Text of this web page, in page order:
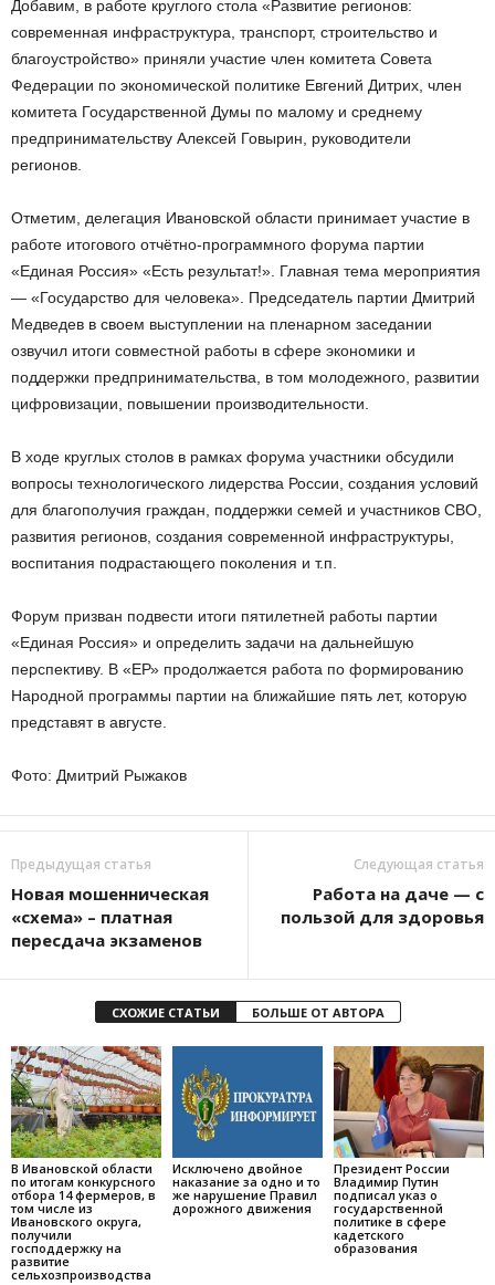
Добавим, в работе круглого стола «Развитие регионов:
современная инфраструктура, транспорт, строительство и
благоустройство» приняли участие член комитета Совета
Федерации по экономической политике Евгений Дитрих, член
комитета Государственной Думы по малому и среднему
предпринимательству Алексей Говырин, руководители
регионов.
Отметим, делегация Ивановской области принимает участие в
работе итогового отчётно-программного форума партии
«Единая Россия» «Есть результат!». Главная тема мероприятия
— «Государство для человека». Председатель партии Дмитрий
Медведев в своем выступлении на пленарном заседании
озвучил итоги совместной работы в сфере экономики и
поддержки предпринимательства, в том молодежного, развитии
цифровизации, повышении производительности.
В ходе круглых столов в рамках форума участники обсудили
вопросы технологического лидерства России, создания условий
для благополучия граждан, поддержки семей и участников СВО,
развития регионов, создания современной инфраструктуры,
воспитания подрастающего поколения и т.п.
Форум призван подвести итоги пятилетней работы партии
«Единая Россия» и определить задачи на дальнейшую
перспективу. В «ЕР» продолжается работа по формированию
Народной программы партии на ближайшие пять лет, которую
представят в августе.
Фото: Дмитрий Рыжаков
Предыдущая статья
Новая мошенническая
«схема» – платная
пересдача экзаменов
Следующая статья
Работа на даче — с
пользой для здоровья
СХОЖИЕ СТАТЬИ БОЛЬШЕ ОТ АВТОРА
В Ивановской области
по итогам конкурсного
отбора 14 фермеров, в
том числе из
Ивановского округа,
получили
господдержку на
развитие
сельхозпроизводства
Исключено двойное
наказание за одно и то
же нарушение Правил
дорожного движения
Президент России
Владимир Путин
подписал указ о
государственной
политике в сфере
кадетского
образования